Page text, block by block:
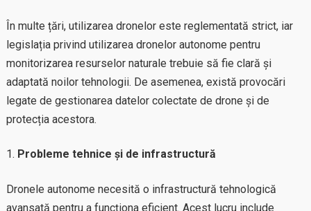
În multe țări, utilizarea dronelor este reglementată strict, iar
legislația privind utilizarea dronelor autonome pentru
monitorizarea resurselor naturale trebuie să fie clară și
adaptată noilor tehnologii. De asemenea, există provocări
legate de gestionarea datelor colectate de drone și de
protecția acestora.
Probleme tehnice și de infrastructură
Dronele autonome necesită o infrastructură tehnologică
avansată pentru a funcționa eficient. Acest lucru include